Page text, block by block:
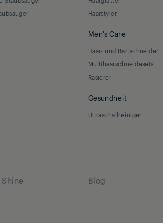
Haarstyler
Men's Care
Haar- und Bartschneider
Multihaarschneidesets
Rasierer
Gesundheit
Ultraschallreiniger
Blog